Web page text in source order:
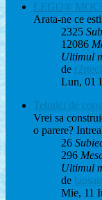
LEGO®
Arata-ne ce
2325
12086
Ultimul
de
Lun, 01
Tehnici de
Vrei sa
o parere?
26
296
Ultimul
de
Mie, 11